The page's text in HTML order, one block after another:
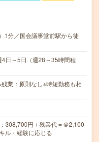
1分／国会議事堂前駅から徒
～5日（週28～35時間程
業：原則なし※時短勤務も相
308,700円＋残業代＝＠2,100
ル・経験に応じる